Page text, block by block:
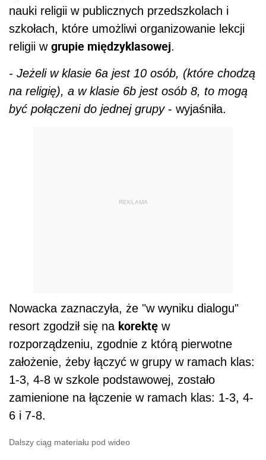
nauki religii w publicznych przedszkolach i
szkołach, które umożliwi organizowanie lekcji
religii w grupie międzyklasowej.
- Jeżeli w klasie 6a jest 10 osób, (które chodzą
na religię), a w klasie 6b jest osób 8, to mogą
być połączeni do jednej grupy- wyjaśniła.
REKLAMA
Nowacka zaznaczyła, że "w wyniku dialogu"
resort zgodził się na korektę w
rozporządzeniu, zgodnie z którą pierwotne
założenie, żeby łączyć w grupy w ramach klas:
1-3, 4-8 w szkole podstawowej, zostało
zamienione na łączenie w ramach klas: 1-3, 4-
6 i 7-8.
Dalszy ciąg materiału pod wideo